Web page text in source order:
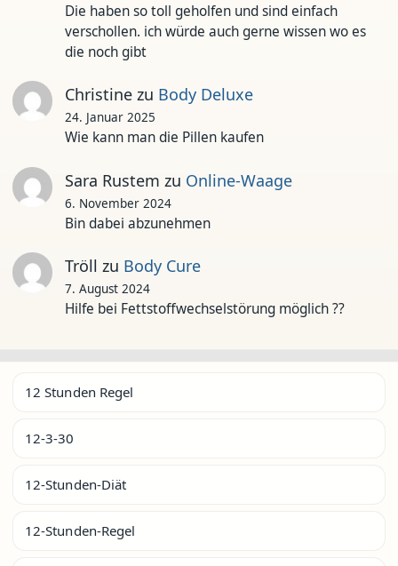
Die haben so toll geholfen und sind einfach
verschollen. ich würde auch gerne wissen wo es
die noch gibt
Christinezu Body Deluxe
24. Januar 2025
Wie kann man die Pillen kaufen
Sara Rustem zu Online-Waage
6. November 2024
Bin dabei abzunehmen
Tröll zu Body Cure
7. August 2024
Hilfe bei Fettstoffwechselstörung möglich ??
12 Stunden Regel
12-3-30
12-Stunden-Diät
12-Stunden-Regel